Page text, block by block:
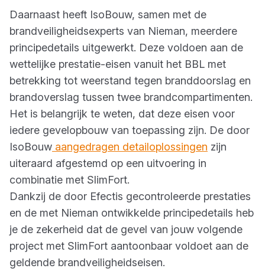
Daarnaast heeft IsoBouw, samen met de
brandveiligheidsexperts van Nieman, meerdere
principedetails uitgewerkt. Deze voldoen aan de
wettelijke prestatie-eisen vanuit het BBL met
betrekking tot weerstand tegen branddoorslag en
brandoverslag tussen twee brandcompartimenten.
Het is belangrijk te weten, dat deze eisen voor
iedere gevelopbouw van toepassing zijn. De door
IsoBouw aangedragen detailoplossingen zijn
uiteraard afgestemd op een uitvoering in
combinatie met SlimFort.
Dankzij de door Efectis gecontroleerde prestaties
en de met Nieman ontwikkelde principedetails heb
je de zekerheid dat de gevel van jouw volgende
project met SlimFort aantoonbaar voldoet aan de
geldende brandveiligheidseisen.